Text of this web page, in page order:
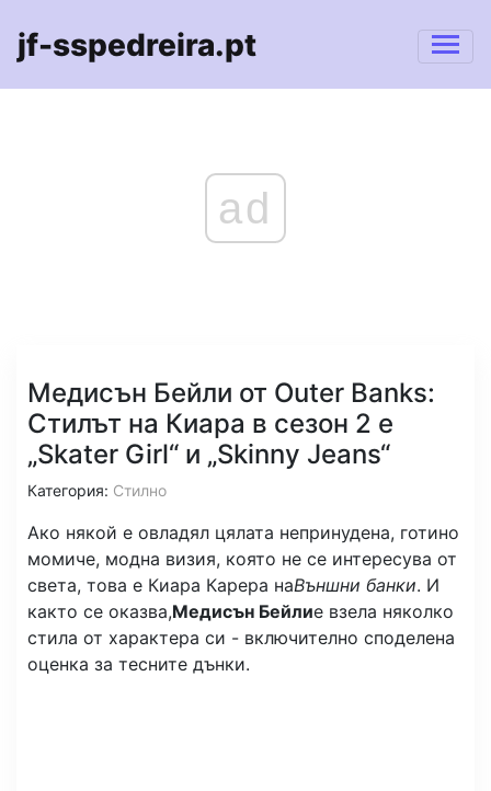
jf-sspedreira.pt
ad
Медисън Бейли от Outer Banks:
Стилът на Киара в сезон 2 е
„Skater Girl“ и „Skinny Jeans“
Категория: Стилно
Ако някой е овладял цялата непринудена, готино
момиче, модна визия, която не се интересува от
света, това е Киара Карера наВъншни банки. И
както се оказва,Медисън Бейлие взела няколко
стила от характера си - включително споделена
оценка за тесните дънки.